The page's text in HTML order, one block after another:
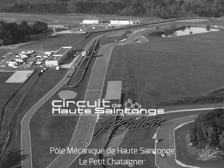
Pôle Mécanique de Haute Saintonge
Le Petit Chataigner